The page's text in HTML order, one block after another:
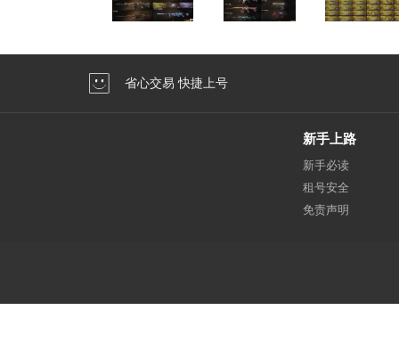
省心交易 快捷上号
新手上路
新手必读
租号安全
免责声明